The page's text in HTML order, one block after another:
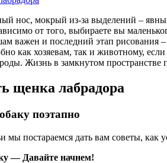
нос, мокрый из-за выделений –
от того, выбираете вы
важен и последний этап рисования –
как хозяевам, так и животному,
Жизнь в замкнутом пространстве
щенка лабрадора
поэтапно
мы постараемся дать вам советы, как
— Давайте начнем!